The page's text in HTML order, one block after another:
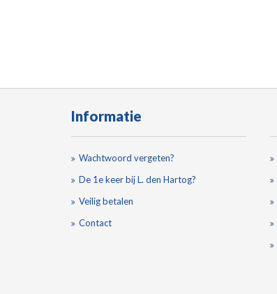
Informatie
Wachtwoord vergeten?
De 1e keer bij L. den Hartog?
Veilig betalen
Contact